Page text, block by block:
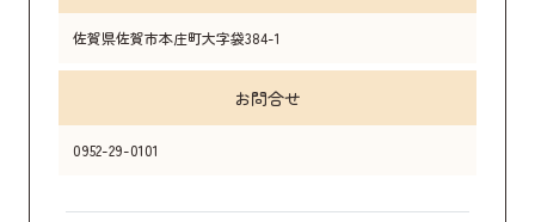
佐賀県佐賀市本庄町大字袋384-1
お問合せ
0952-29-0101